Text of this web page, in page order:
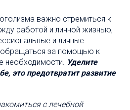
важно стремиться к
работой и личной жизнью,
и личные
обращаться за помощью к
необходимости. Уделите
это предотвратит развитие
с лечебной